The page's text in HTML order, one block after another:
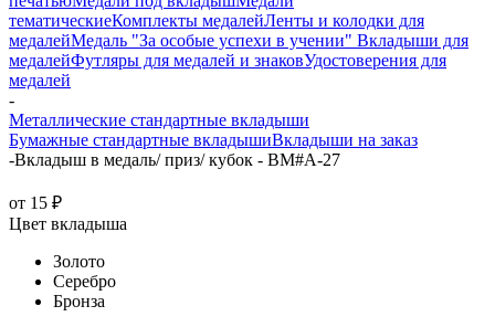
тематическиеКомплекты медалейЛенты и колодки для
медалейМедаль "За особые успехи в учении" Вкладыши для
медалейФутляры для медалей и знаковУдостоверения для
медалей
-
Металлические стандартные вкладыши
Бумажные стандартные вкладышиВкладыши на заказ
-Вкладыш в медаль/ приз/ кубок - BM#A-27
от 15 ₽
Цвет вкладыша
Золото
Серебро
Бронза